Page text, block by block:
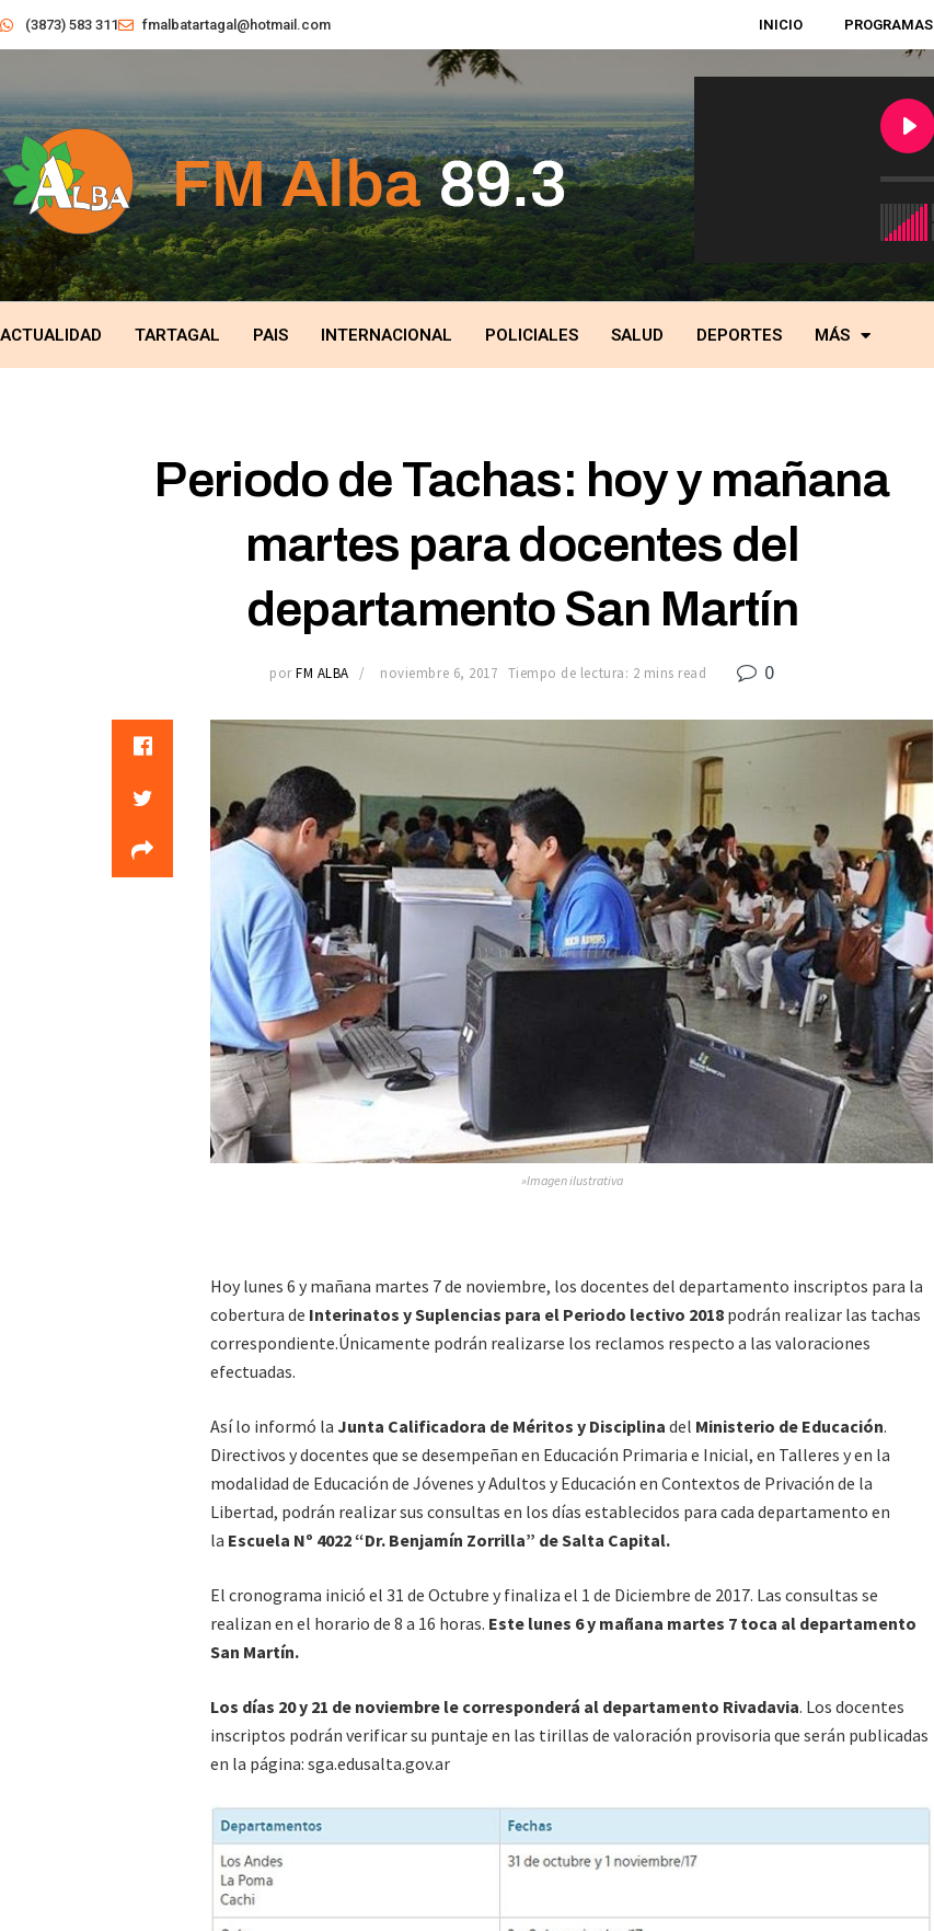
(3873) 583 311 fmalbatartagal@hotmail.com INICIO PROGRAMAS
ACTUALIDAD TARTAGAL PAIS INTERNACIONAL POLICIALES SALUD DEPORTES MÁS
Periodo de Tachas: hoy y mañana
martes para docentes del
departamento San Martín
por FM ALBA noviembre 6, 2017 Tiempo de lectura: 2 mins read 0
»Imagen ilustrativa
Hoy lunes 6 y mañana martes 7 de noviembre, los docentes del departamento inscriptos para la
cobertura de Interinatos y Suplencias para el Periodo lectivo 2018 podrán realizar las tachas
correspondiente.Únicamente podrán realizarse los reclamos respecto a las valoraciones
efectuadas.
Así lo informó la Junta Calificadora de Méritos y Disciplina del Ministerio de Educación.
Directivos y docentes que se desempeñan en Educación Primaria e Inicial, en Talleres y en la
modalidad de Educación de Jóvenes y Adultos y Educación en Contextos de Privación de la
Libertad, podrán realizar sus consultas en los días establecidos para cada departamento en
la Escuela Nº 4022 “Dr. Benjamín Zorrilla” de Salta Capital.
El cronograma inició el 31 de Octubre y finaliza el 1 de Diciembre de 2017. Las consultas se
realizan en el horario de 8 a 16 horas. Este lunes 6 y mañana martes 7 toca al departamento
San Martín.
Los días 20 y 21 de noviembre le corresponderá al departamento Rivadavia. Los docentes
inscriptos podrán verificar su puntaje en las tirillas de valoración provisoria que serán publicadas
en la página: sga.edusalta.gov.ar